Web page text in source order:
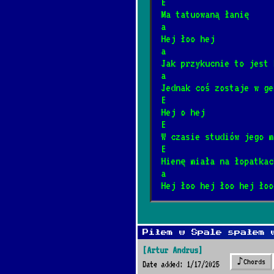
11/20/2024[Kult]
* Ale to już było
* Nie zabieraj mi
Ciasto
8/2/2026[Oskar Korczak]
*
1/15/2026 [Perfect]📺
Ma tatuowaną łanię
a
Hej łoo hej
a
Jak przykucnie to jest
a
Jednak coś zostaje w
E
Hej o hej
E
W czasie studiów jego
E
Hienę miała na
a
Hej łoo hej łoo hej
Piłem w Spale spałem
[Artur Andrus]
Date added: 1/17/2025 ♪Chords